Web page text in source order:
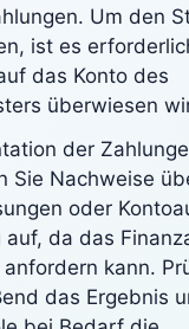
Um den
ist es
das Konto des
überwiesen
der
Sie Nachweise
oder
auf, da das
anfordern kann.
das Ergebnis